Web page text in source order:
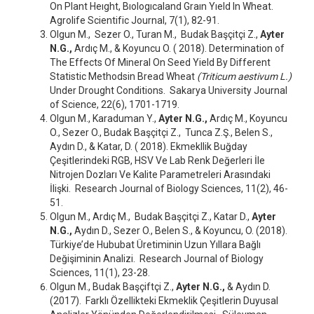
On Plant Heıght, Bıologıcaland Graın Yıeld In Wheat.
Agrolife Scientific Journal, 7(1), 82-91.
Olgun M., Sezer O., Turan M., Budak Başçitçi Z., Ayter
N.G., Ardıç M., & Koyuncu O. ( 2018). Determination of
The Effects Of Mineral On Seed Yield By Different
Statistic Methodsin Bread Wheat (Triticum aestivum L.)
Under Drought Conditions. Sakarya University Journal
of Science, 22(6), 1701-1719.
Olgun M., Karaduman Y., Ayter N.G., Ardıç M., Koyuncu
O., Sezer O., Budak Başçitçi Z., Tunca Z.Ş., Belen S.,
Aydın D., & Katar, D. ( 2018). Ekmekllik Buğday
Çeşitlerindeki RGB, HSV Ve Lab Renk Değerleri İle
Nitrojen Dozları Ve Kalite Parametreleri Arasındaki
İlişki. Research Journal of Biology Sciences, 11(2), 46-
51.
Olgun M., Ardıç M., Budak Başçitçi Z., Katar D., Ayter
N.G., Aydın D., Sezer O., Belen S., & Koyuncu, O. (2018).
Türkiye’de Hububat Üretiminin Uzun Yıllara Bağlı
Değişiminin Analizi. Research Journal of Biology
Sciences, 11(1), 23-28.
Olgun M., Budak Başçiftçi Z., Ayter N.G., & Aydın D.
(2017). Farklı Özellikteki Ekmeklik Çeşitlerin Duyusal